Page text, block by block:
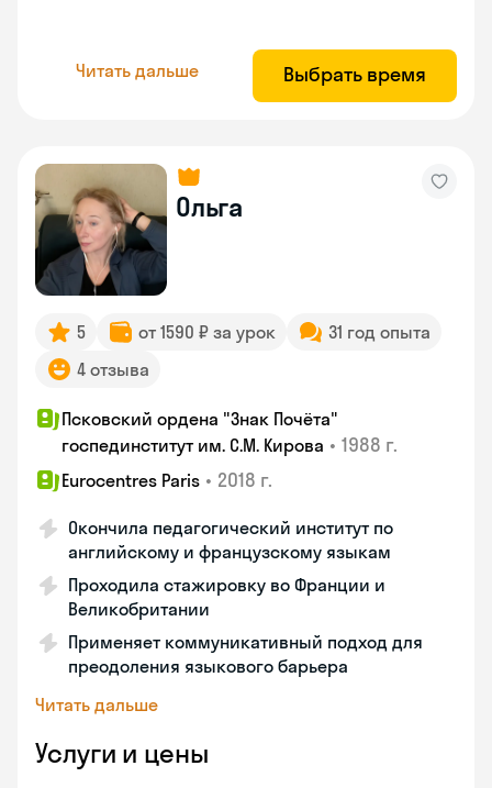
Читать дальше Выбрать время
Ольга
5 от 1590 ₽ за урок
31 год опыта
4 отзыва
Псковский ордена "Знак Почёта"
госпединститут им. С.М. Кирова • 1988 г.
Eurocentres Paris • 2018 г.
Окончила педагогический институт по
английскому и французскому языкам
Проходила стажировку во Франции и
Великобритании
Применяет коммуникативный подход для
преодоления языкового барьера
Читать дальше
Услуги и цены